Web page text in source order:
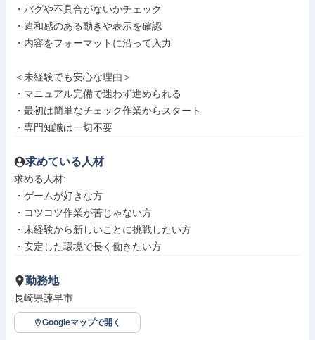
・バグや不具合がないかチェック
・違和感のある動きや表示を確認
・内容をフォーマットに沿って入力
＜未経験でも安心な理由＞
・マニュアル完備で迷わず進められる
・最初は簡単なチェック作業からスタート
・専門知識は一切不要
求めている人材
求める人材:
・ゲームが好きな方
・コツコツ作業が苦じゃない方
・未経験から新しいことに挑戦したい方
・安定した環境で長く働きたい方
勤務地
長崎県諫早市
Googleマップで開く